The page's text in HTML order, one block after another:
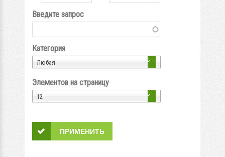
Введите запрос
Категория
Любая
Элементов на страницу
12